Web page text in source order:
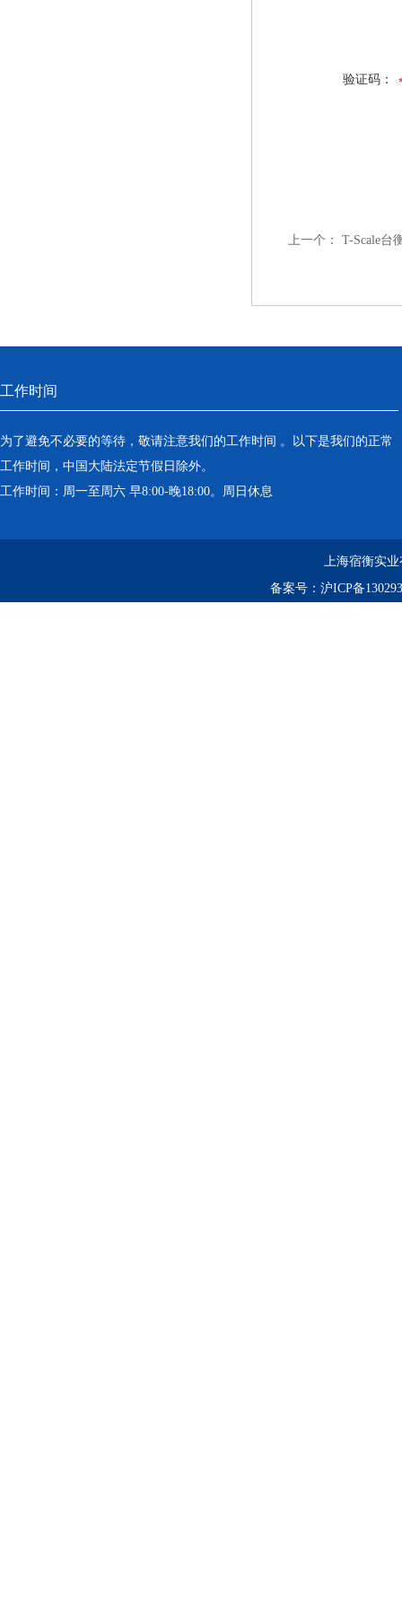
验证码：
上一个： T-Scale台
工作时间
为了避免不必要的等待，敬请注意我们的工作时间 。以下是我们的正常
工作时间，中国大陆法定节假日除外。
工作时间：周一至周六 早8:00-晚18:00。周日休息
上海宿衡实
备案号： 沪ICP备